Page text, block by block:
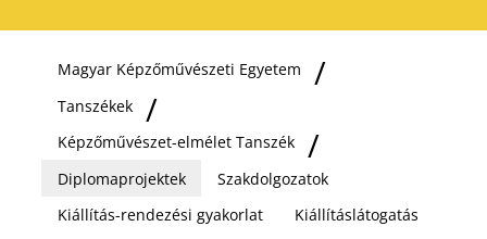
Magyar Képzőművészeti Egyetem
Tanszékek
Képzőművészet-elmélet Tanszék
Diplomaprojektek
Szakdolgozatok
Kiállítás-rendezési gyakorlat
Kiállításlátogatás